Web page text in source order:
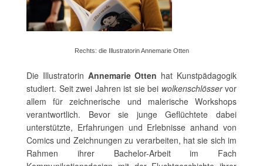
Rechts: die Illustratorin Annemarie Otten
Die Illustratorin Annemarie Otten hat Kunstpädagogik
studiert. Seit zwei Jahren ist sie bei wolkenschlösservor
allem für zeichnerische und malerische Workshops
verantwortlich. Bevor sie junge Geflüchtete dabei
unterstützte, Erfahrungen und Erlebnisse anhand von
Comics und Zeichnungen zu verarbeiten, hat sie sich im
Rahmen ihrer Bachelor-Arbeit im Fach